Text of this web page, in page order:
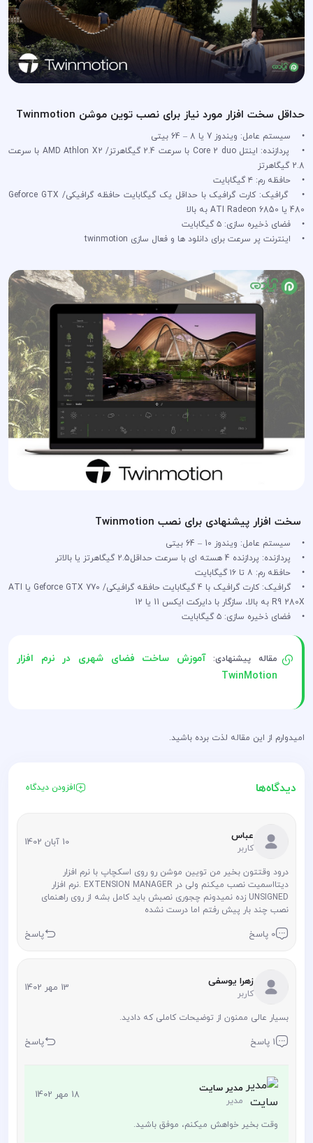
حداقل سخت افزار مورد نیاز برای نصب توین موشن Twinmotion
• سیستم عامل: ویندوز 7 یا 8 – 64 بیتی
• پردازنده: اینتل Core 2 duo با سرعت 2.4 گیگاهرتز/ AMD Athlon X2 با سرعت
2.8 گیگاهرتز
• حافظه رم: ۴ گیگابایت
• گرافیک: کارت گرافیک با حداقل یک گیگابایت حافظه گرافیکی/ Geforce GTX
480 یا ATI Radeon 6850 به بالا
• فضای ذخیره سازی: ۵ گیگابایت
• اینترنت پر سرعت برای دانلود ها و فعال سازی twinmotion
سخت افزار پیشنهادی برای نصب Twinmotion
• سیستم عامل: ویندوز 10 – 64 بیتی
• پردازنده: پردازنده 4 هسته ای با سرعت حداقل2.5 گیگاهرتز یا بالاتر
• حافظه رم: ٨ تا ١۶ گیگابایت
• گرافیک: کارت گرافیک با 4 گیگابایت حافظه گرافیکی/ Geforce GTX 770 یا ATI
R9 280X به بالا، سازگار با دایرکت ایکس 11 یا 12
• فضای ذخیره سازی: ۵ گیگابایت
مقاله پیشنهادی:آموزش ساخت فضای شهری در نرم افزار
TwinMotion
امیدوارم از این مقاله لذت برده باشید.
دیدگاه‌ها افزودن دیدگاه
عباس
کاربر 10 آبان 1402
درود وقتتون بخیر من تویین موشن رو روی اسکچاپ با نرم افزار
دیتااسمیت نصب میکنم ولی در EXTENSION MANAGER .نرم افزار
UNSIGNED زده نمیدونم چجوری نصبش باید کامل بشه از روی راهنمای
نصب چند بار پیش رفتم اما درست نشده
0 پاسخ پاسخ
زهرا یوسفی
کاربر 13 مهر 1402
بسیار عالی ممنون از توضیحات کاملی که دادید.
1 پاسخ پاسخ
مدیر سایت
مدیر 18 مهر 1402
وقت بخیر خواهش میکنم، موفق باشید.